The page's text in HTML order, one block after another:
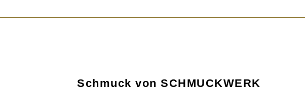
Schmuck von SCHMUCKWERK